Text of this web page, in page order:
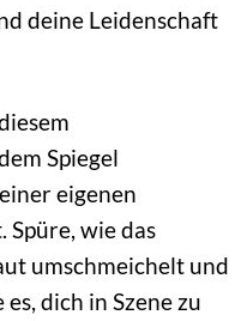
deine Leidenschaft
Spiegel
eigenen
Spüre, wie das
umschmeichelt und
dich in Szene zu